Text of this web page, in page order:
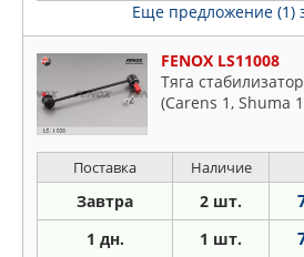
Еще предложение (1)
FENOX LS11008
Тяга
(Carens 1, Shuma
Поставка Наличие
Завтра 2 шт.
1 дн. 1 шт.